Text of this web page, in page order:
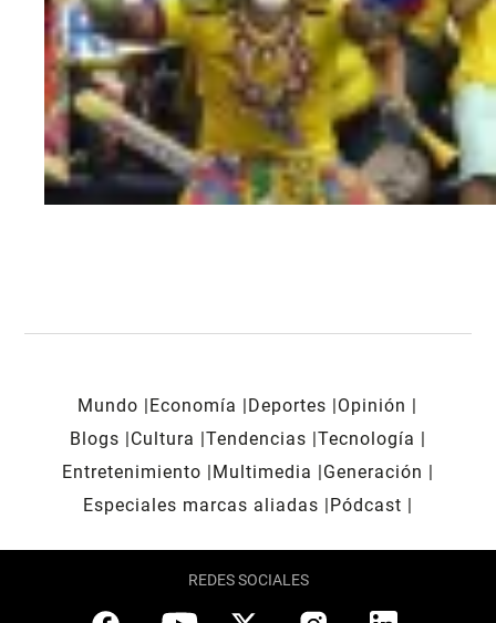
Mundo Economía Deportes
Opinión
Blogs
Cultura Tendencias Tecnología
Entretenimiento
Multimedia
Generación
Especiales marcas aliadas
Pódcast
REDES SOCIALES